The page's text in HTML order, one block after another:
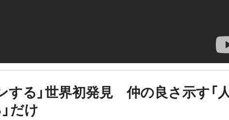
する」世界初発見 仲の良さ示す「
だけ